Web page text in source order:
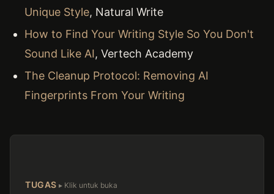
Unique Style, Natural Write
How to Find Your Writing Style So You Don't
Sound Like AI, Vertech Academy
The Cleanup Protocol: Removing AI
Fingerprints From Your Writing
TUGAS